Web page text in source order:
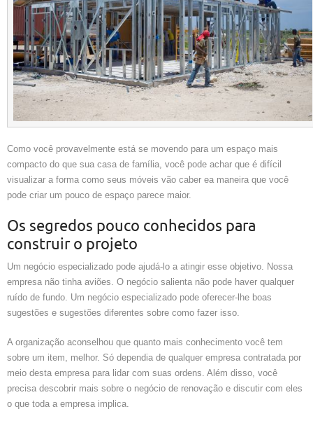
Como você provavelmente está se movendo para um espaço mais
compacto do que sua casa de família, você pode achar que é difícil
visualizar a forma como seus móveis vão caber ea maneira que você
pode criar um pouco de espaço parece maior.
Os segredos pouco conhecidos para
construir o projeto
Um negócio especializado pode ajudá-lo a atingir esse objetivo. Nossa
empresa não tinha aviões. O negócio salienta não pode haver qualquer
ruído de fundo. Um negócio especializado pode oferecer-lhe boas
sugestões e sugestões diferentes sobre como fazer isso.
A organização aconselhou que quanto mais conhecimento você tem
sobre um item, melhor. Só dependia de qualquer empresa contratada por
meio desta empresa para lidar com suas ordens. Além disso, você
precisa descobrir mais sobre o negócio de renovação e discutir com eles
o que toda a empresa implica.